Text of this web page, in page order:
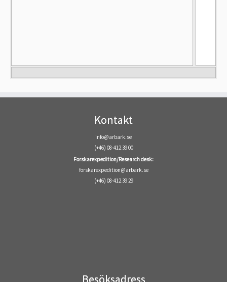
Kontakt
info@arbark.se
(+46) 08-412 39 00
Forskarexpedition/Research desk:
forskarexpedition@arbark.se
(+46) 08-412 39 29
Besöksadress